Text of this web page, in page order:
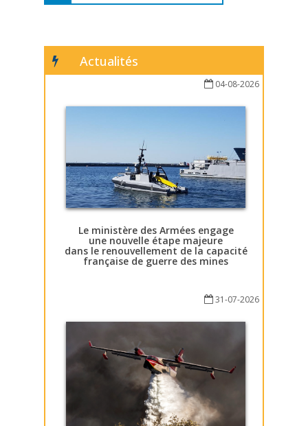
Actualités
04-08-2026
Le ministère des Armées engage
une nouvelle étape majeure
dans le renouvellement de la capacité
française de guerre des mines
31-07-2026